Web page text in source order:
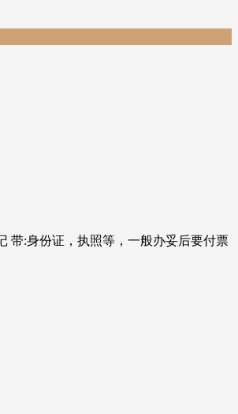
带:身份证，执照等，一般办妥后要付票